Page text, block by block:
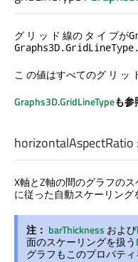
グ リ ッ ド 線の タ イ プが
こ の値はすべてのグ リ ッ
Graphs3D.GridLineTypeも参
horizontalAspectRatio :
X軸とZ軸の間のグラフの
に従った自動スケーリン
注： barThickness および
面のスケーリングを扱う
グラフもこのプロパティ